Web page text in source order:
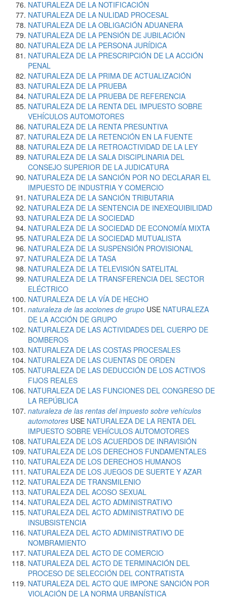
NATURALEZA DE LA NOTIFICACIÓN
NATURALEZA DE LA NULIDAD PROCESAL
NATURALEZA DE LA OBLIGACIÓN ADUANERA
NATURALEZA DE LA PENSIÓN DE JUBILACIÓN
NATURALEZA DE LA PERSONA JURÍDICA
NATURALEZA DE LA PRESCRIPCIÓN DE LA ACCIÓN
PENAL
NATURALEZA DE LA PRIMA DE ACTUALIZACIÓN
NATURALEZA DE LA PRUEBA
NATURALEZA DE LA PRUEBA DE REFERENCIA
NATURALEZA DE LA RENTA DEL IMPUESTO SOBRE
VEHÍCULOS AUTOMOTORES
NATURALEZA DE LA RENTA PRESUNTIVA
NATURALEZA DE LA RETENCIÓN EN LA FUENTE
NATURALEZA DE LA RETROACTIVIDAD DE LA LEY
NATURALEZA DE LA SALA DISCIPLINARIA DEL
CONSEJO SUPERIOR DE LA JUDICATURA
NATURALEZA DE LA SANCIÓN POR NO DECLARAR EL
IMPUESTO DE INDUSTRIA Y COMERCIO
NATURALEZA DE LA SANCIÓN TRIBUTARIA
NATURALEZA DE LA SENTENCIA DE INEXEQUIBILIDAD
NATURALEZA DE LA SOCIEDAD
NATURALEZA DE LA SOCIEDAD DE ECONOMÍA MIXTA
NATURALEZA DE LA SOCIEDAD MUTUALISTA
NATURALEZA DE LA SUSPENSIÓN PROVISIONAL
NATURALEZA DE LA TASA
NATURALEZA DE LA TELEVISIÓN SATELITAL
NATURALEZA DE LA TRANSFERENCIA DEL SECTOR
ELÉCTRICO
NATURALEZA DE LA VÍA DE HECHO
naturaleza de las acciones de grupo USE NATURALEZA
DE LA ACCIÓN DE GRUPO
NATURALEZA DE LAS ACTIVIDADES DEL CUERPO DE
BOMBEROS
NATURALEZA DE LAS COSTAS PROCESALES
NATURALEZA DE LAS CUENTAS DE ORDEN
NATURALEZA DE LAS DEDUCCIÓN DE LOS ACTIVOS
FIJOS REALES
NATURALEZA DE LAS FUNCIONES DEL CONGRESO DE
LA REPÚBLICA
naturaleza de las rentas del impuesto sobre vehículos
automotores USE NATURALEZA DE LA RENTA DEL
IMPUESTO SOBRE VEHÍCULOS AUTOMOTORES
NATURALEZA DE LOS ACUERDOS DE INRAVISIÓN
NATURALEZA DE LOS DERECHOS FUNDAMENTALES
NATURALEZA DE LOS DERECHOS HUMANOS
NATURALEZA DE LOS JUEGOS DE SUERTE Y AZAR
NATURALEZA DE TRANSMILENIO
NATURALEZA DEL ACOSO SEXUAL
NATURALEZA DEL ACTO ADMINISTRATIVO
NATURALEZA DEL ACTO ADMINISTRATIVO DE
INSUBSISTENCIA
NATURALEZA DEL ACTO ADMINISTRATIVO DE
NOMBRAMIENTO
NATURALEZA DEL ACTO DE COMERCIO
NATURALEZA DEL ACTO DE TERMINACIÓN DEL
PROCESO DE SELECCIÓN DEL CONTRATISTA
NATURALEZA DEL ACTO QUE IMPONE SANCIÓN POR
VIOLACIÓN DE LA NORMA URBANÍSTICA